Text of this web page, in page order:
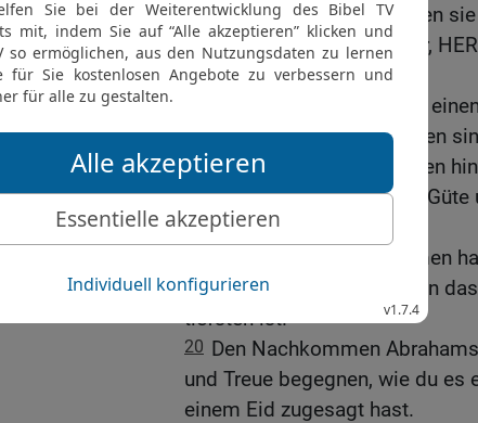
die Schlange. Zitternd sollen
hervorkriechen und sich dir,
Schrecken unterwerfen.
HERR, wo sonst gibt es
deinem Volk übrig geblieben
gehst über ihre Verfehlungen
an deinem Zorn fest; denn
Freude.
Du wirst mit uns Erbarmen
wegschaffen; du wirst sie in
tiefsten ist.
20 Den Nachkommen
und Treue begegnen, wie du
einem Eid zugesagt hast.